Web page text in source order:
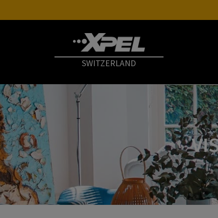
SWITZERLAND